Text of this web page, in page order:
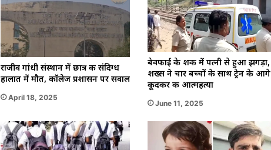
राजीव गांधी संस्थान में छात्र की संदिग्ध
हालात में मौत, कॉलेज प्रशासन पर सवाल
April 18, 2025
बेवफाई के शक में पत्नी से हुआ झगड़ा,
शख्स ने चार बच्चों के साथ ट्रेन के आगे
कूदकर की आत्महत्या
June 11, 2025